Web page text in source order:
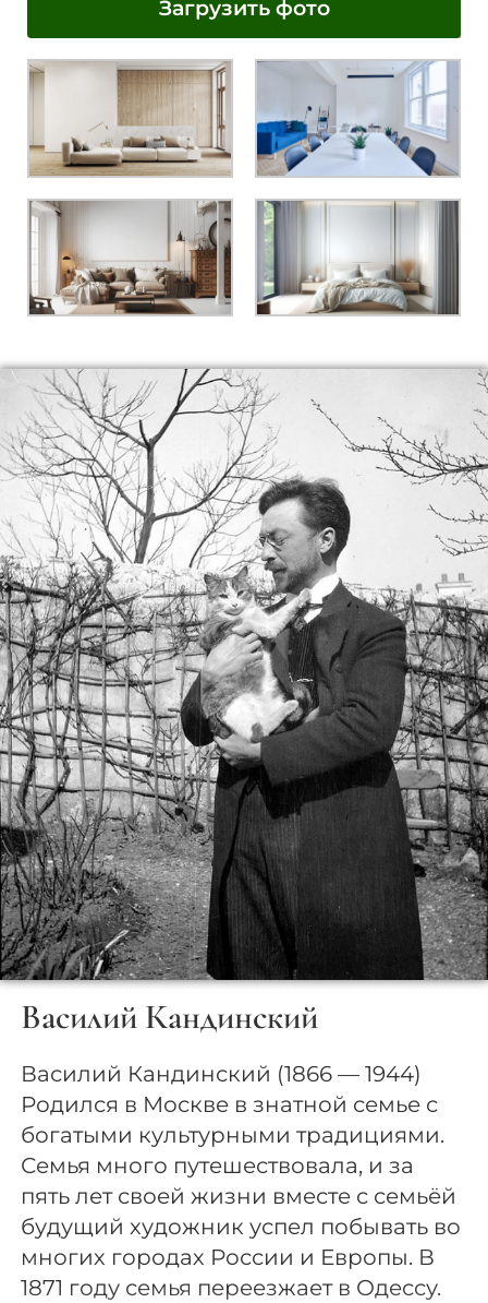
Загрузить фото
Василий Кандинский
Василий Кандинский (1866 — 1944)
Родился в Москве в знатной семье с
богатыми культурными традициями.
Семья много путешествовала, и за
пять лет своей жизни вместе с семьёй
будущий художник успел побывать во
многих городах России и Европы. В
1871 году семья переезжает в Одессу.